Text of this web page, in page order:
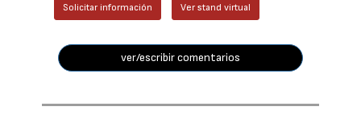
Solicitar información Ver stand virtual
ver/escribir comentarios